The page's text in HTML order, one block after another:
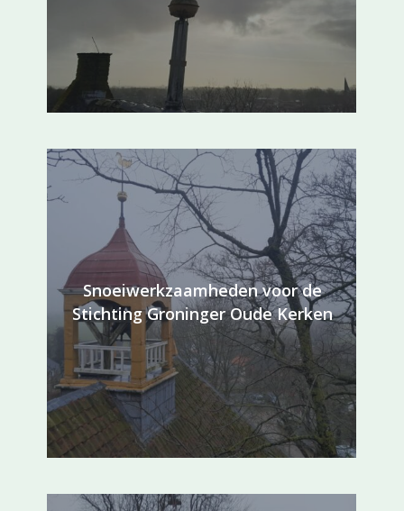
Snoeiwerkzaamheden voor de
Stichting Groninger Oude Kerken